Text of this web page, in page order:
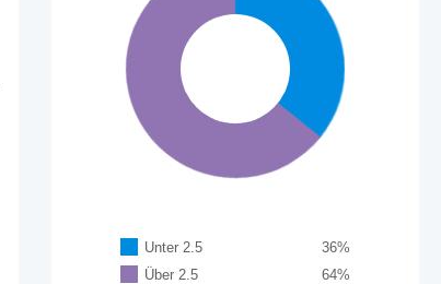
Unter 2.5 %
36
Über 2.5
%
64